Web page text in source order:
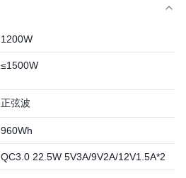
1200W
≤1500W
正弦波
960Wh
QC3.0 22.5W 5V3A/9V2A/12V1.5A*2